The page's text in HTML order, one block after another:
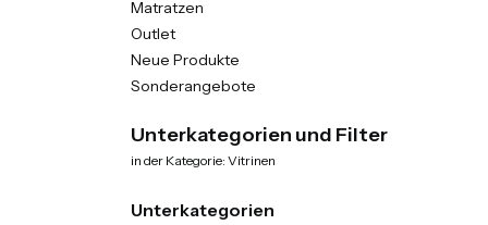
Matratzen
Outlet
Neue Produkte
Sonderangebote
Unterkategorien und Filter
in der Kategorie: Vitrinen
Unterkategorien